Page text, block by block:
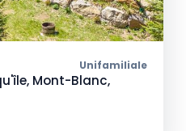
Unifamiliale
Mont-Blanc,